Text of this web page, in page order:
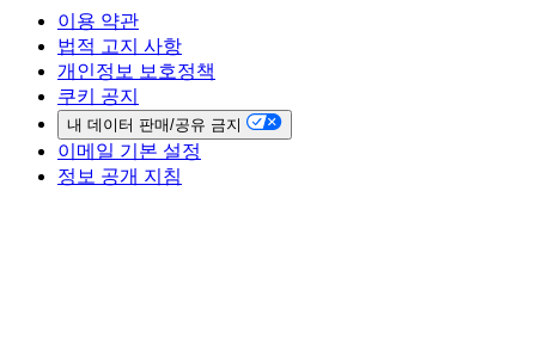
이용 약관
법적 고지 사항
개인정보 보호정책
쿠키 공지
내 데이터 판매/공유 금지
이메일 기본 설정
정보 공개 지침